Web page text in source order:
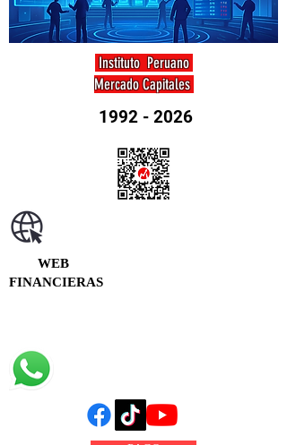
Instituto Peruano
Mercado Capitales
1992 - 2026
WEB
FINANCIERAS